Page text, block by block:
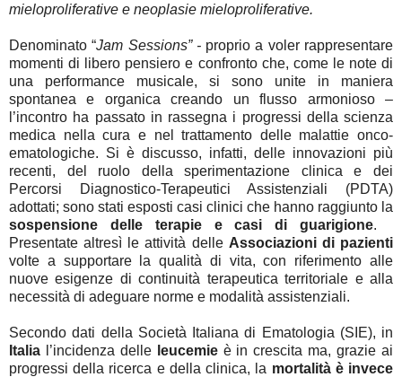
mieloproliferative e neoplasie mieloproliferative.
Denominato “Jam Sessions” - proprio a voler rappresentare
momenti di libero pensiero e confronto che, come le note di
una performance musicale, si sono unite in maniera
spontanea e organica creando un flusso armonioso –
l’incontro ha passato in rassegna i progressi della scienza
medica nella cura e nel trattamento delle malattie onco-
ematologiche. Si è discusso, infatti, delle innovazioni più
recenti, del ruolo della sperimentazione clinica e dei
Percorsi Diagnostico-Terapeutici Assistenziali (PDTA)
adottati; sono stati esposti casi clinici che hanno raggiunto la
sospensione delle terapie e casi di guarigione.
Presentate altresì le attività delle Associazioni di pazienti
volte a supportare la qualità di vita, con riferimento alle
nuove esigenze di continuità terapeutica territoriale e alla
necessità di adeguare norme e modalità assistenziali.
Secondo dati della Società Italiana di Ematologia (SIE), in
Italia l’incidenza delle leucemieè in crescita ma, grazie ai
progressi della ricerca e della clinica, la mortalità è invece